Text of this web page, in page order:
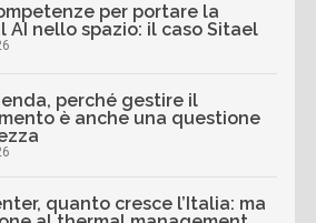
per portare la
AI nello spazio: il caso Sitael
perché gestire il
è anche una questione
quanto cresce l’Italia: ma